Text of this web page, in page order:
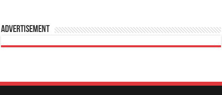
Advertisement